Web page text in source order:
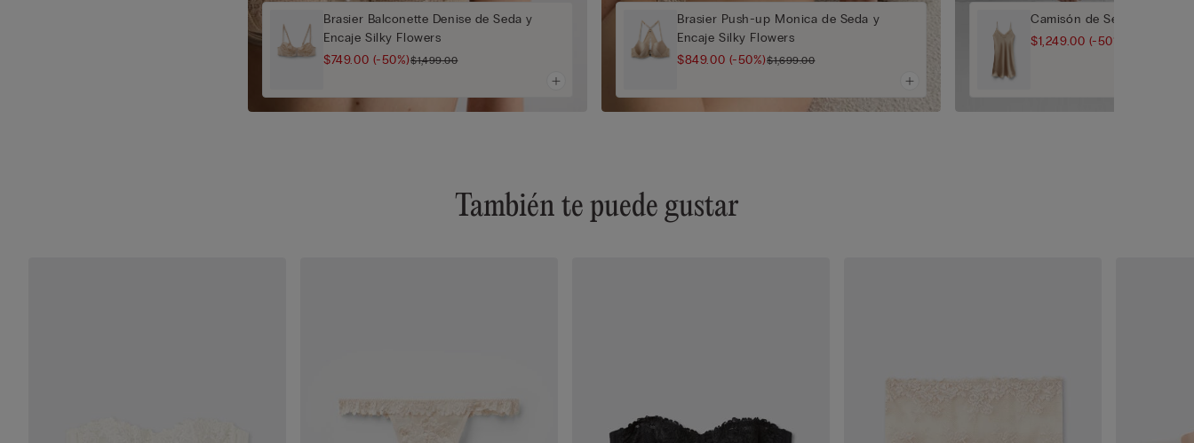
Brasier Balconette Denise de Seda y
Encaje Silky Flowers
$749.00 (-50%)$1,499.00
Brasier Push-up Monica de Seda y
Encaje Silky Flowers
$849.00 (-50%)$1,699.00
Camisón de Seda y Encaje
$1,249.00 (-50%)
También te puede gustar